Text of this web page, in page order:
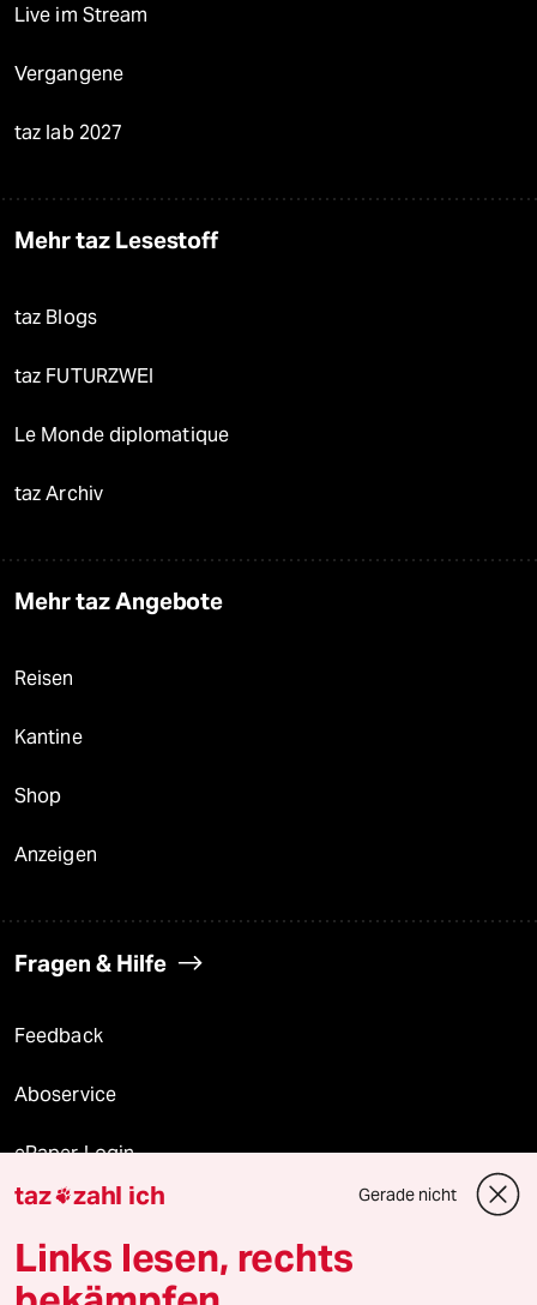
Live im Stream
Vergangene
taz lab 2027
Mehr taz Lesestoff
taz Blogs
taz FUTURZWEI
Le Monde diplomatique
taz Archiv
Mehr taz Angebote
Reisen
Kantine
Shop
Anzeigen
Fragen & Hilfe
Feedback
Aboservice
ePaper Login
Downloads für Abonnierende
taz zahl ich Gerade nicht
Links lesen, rechts